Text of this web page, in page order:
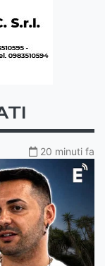
20 minuti fa